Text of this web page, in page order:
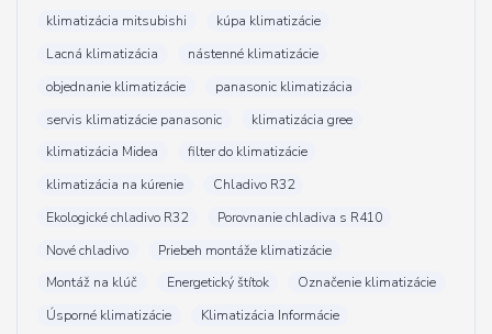
klimatizácia mitsubishi
kúpa klimatizácie
Lacná klimatizácia
nástenné klimatizácie
objednanie klimatizácie
panasonic klimatizácia
servis klimatizácie panasonic
klimatizácia gree
klimatizácia Midea
filter do klimatizácie
klimatizácia na kúrenie
Chladivo R32
Ekologické chladivo R32
Porovnanie chladiva s R410
Nové chladivo
Priebeh montáže klimatizácie
Montáž na klúč
Energetický štítok
Označenie klimatizácie
Úsporné klimatizácie
Klimatizácia Informácie